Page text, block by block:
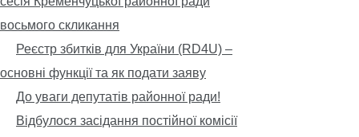
восьмого скликання
Реєстр збитків для України (RD4U) –
основні функції та як подати заяву
До уваги депутатів районної ради!
Відбулося засідання постійної комісії